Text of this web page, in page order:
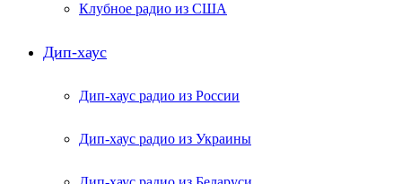
Клубное радио из США
Дип-хаус
Дип-хаус радио из России
Дип-хаус радио из Украины